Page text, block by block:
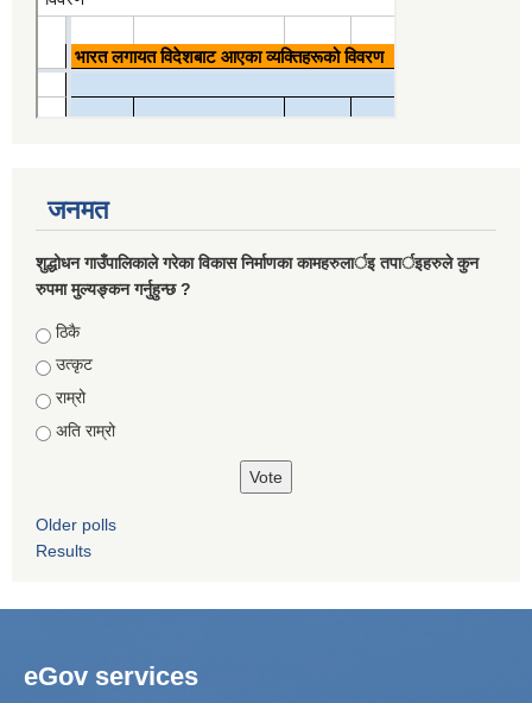
जनमत
शुद्धोधन गाउँपालिकाले गरेका विकास निर्माणका कामहरुलार्इ तपार्इहरुले कुन
रुपमा मुल्यङ्कन गर्नुहुन्छ ?
Choices
ठिकै
उत्कृट
राम्रो
अति राम्रो
Older polls
Results
eGov services